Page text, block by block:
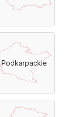
Podkarpackie